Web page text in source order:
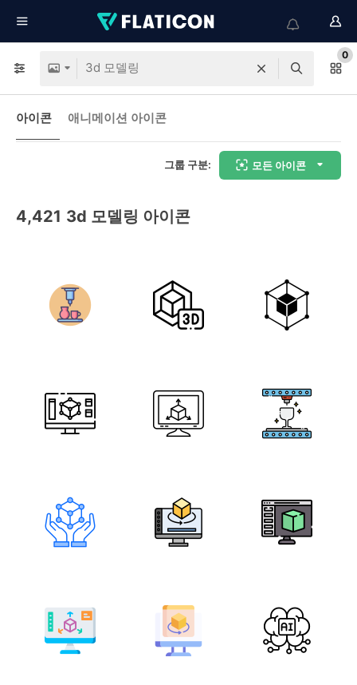
0
아이콘 애니메이션 아이콘
그룹 구분: 모든 아이콘
4,421 3d 모델링 아이콘